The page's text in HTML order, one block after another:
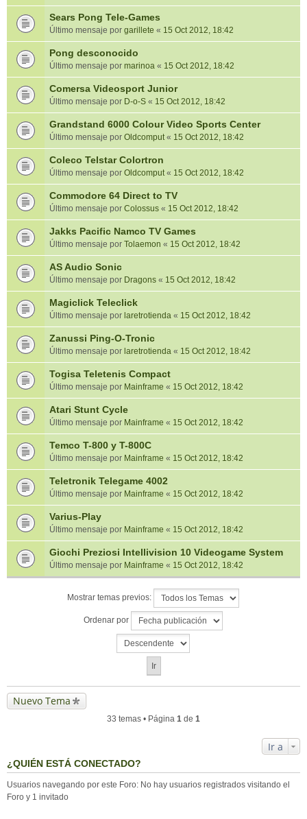
Sears Pong Tele-Games
Último mensaje por garillete « 15 Oct 2012, 18:42
Pong desconocido
Último mensaje por marinoa « 15 Oct 2012, 18:42
Comersa Videosport Junior
Último mensaje por D-o-S « 15 Oct 2012, 18:42
Grandstand 6000 Colour Video Sports Center
Último mensaje por Oldcomput« 15 Oct 2012, 18:42
Coleco Telstar Colortron
Último mensaje por Oldcomput« 15 Oct 2012, 18:42
Commodore 64 Direct to TV
Último mensaje por Colossus « 15 Oct 2012, 18:42
Jakks Pacific Namco TV Games
Último mensaje por Tolaemon « 15 Oct 2012, 18:42
AS Audio Sonic
Último mensaje por Dragons « 15 Oct 2012, 18:42
Magiclick Teleclick
Último mensaje por laretrotienda « 15 Oct 2012, 18:42
Zanussi Ping-O-Tronic
Último mensaje por laretrotienda « 15 Oct 2012, 18:42
Togisa Teletenis Compact
Último mensaje por Mainframe « 15 Oct 2012, 18:42
Atari Stunt Cycle
Último mensaje por Mainframe « 15 Oct 2012, 18:42
Temco T-800 y T-800C
Último mensaje por Mainframe « 15 Oct 2012, 18:42
Teletronik Telegame 4002
Último mensaje por Mainframe « 15 Oct 2012, 18:42
Varius-Play
Último mensaje por Mainframe « 15 Oct 2012, 18:42
Giochi Preziosi Intellivision 10 Videogame System
Último mensaje por Mainframe « 15 Oct 2012, 18:42
Mostrar temas previos:
Ordenar por
Nuevo Tema
33 temas • Página 1 de 1
Ir a
¿QUIÉN ESTÁ CONECTADO?
Usuarios navegando por este Foro: No hay usuarios registrados visitando el
Foro y 1 invitado